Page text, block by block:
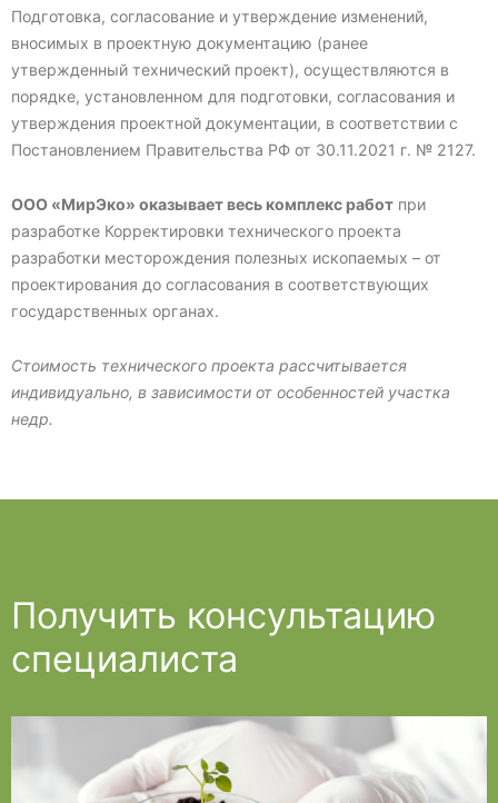
Подготовка, согласование и утверждение изменений,
вносимых в проектную документацию (ранее
утвержденный технический проект), осуществляются в
порядке, установленном для подготовки, согласования и
утверждения проектной документации, в соответствии с
Постановлением Правительства РФ от 30.11.2021 г. № 2127.
ООО «МирЭко» оказывает весь комплекс работ при
разработке Корректировки технического проекта
разработки месторождения полезных ископаемых – от
проектирования до согласования в соответствующих
государственных органах.
Стоимость технического проекта рассчитывается
индивидуально, в зависимости от особенностей участка
недр.
Получить консультацию
специалиста